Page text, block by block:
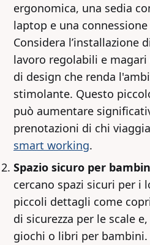
ergonomica, una sedia
laptop e una
Considera l’installazione
lavoro regolabili e magari
di design che renda
stimolante. Questo
può aumentare
prenotazioni di chi
smart working.
Spazio sicuro per
cercano spazi sicuri per i
piccoli dettagli come
di sicurezza per le scale
giochi o libri per